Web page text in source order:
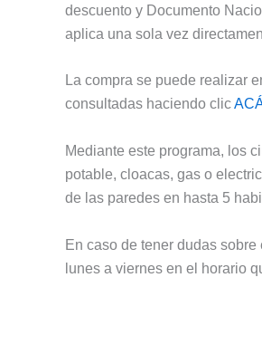
descuento y Documento
aplica una sola vez
La compra se puede realizar
consultadas haciendo clic
Mediante este programa, los
potable, cloacas, gas o
de las paredes en hasta 5
En caso de tener dudas
lunes a viernes en el horario